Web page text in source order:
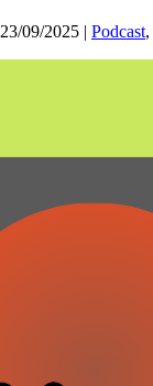
23/09/2025 | Podcast,